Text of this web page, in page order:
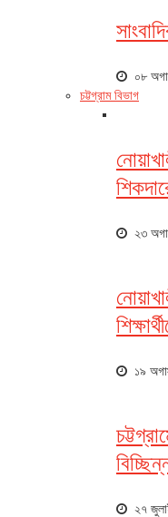
০৮
চট্টগ্রাম বিভাগ
২৩
১৯
২৭